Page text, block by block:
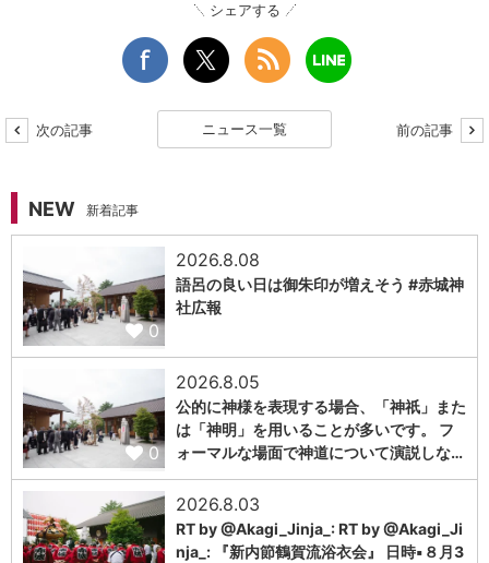
シェアする
次の記事 ニュース一覧 前の記事
NEW 新着記事
0
2026.8.08
語呂の良い日は御朱印が増えそう #赤城神
社広報
0
2026.8.05
公的に神様を表現する場合、「神祇」また
は「神明」を用いることが多いです。 フ
ォーマルな場面で神道について演説しな…
2026.8.03
RT by @Akagi_Jinja_: RT by @Akagi_Ji
nja_: 『新内節鶴賀流浴衣会』 日時▪️８月3